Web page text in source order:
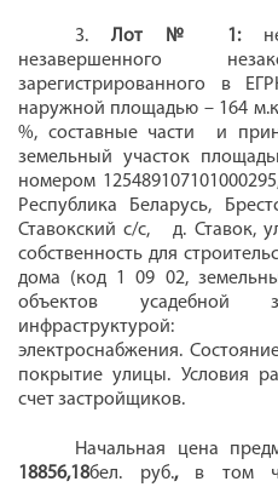
3.Лот № 1:
незавершенного
зарегистрированного в
наружной площадью – 164
%, составные части
и
земельный участок
номером
Республика Беларусь,
Ставокский с/с,
д. Ставок,
собственность для
дома (код 1 09 02,
объектов усадебной
электроснабжения.
покрытие улицы. Условия
счет застройщиков.
Начальная цена
18856,18бел. руб.,в том